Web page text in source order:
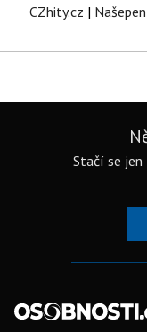
CZhity.cz |
Stačí se jen